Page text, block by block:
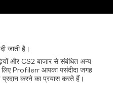
दी जाती है।
और CS2 बाजार से संबंधित अन्य
लिए Profilerr आपका पसंदीदा जगह
प्रदान करने का प्रयास करते हैं।